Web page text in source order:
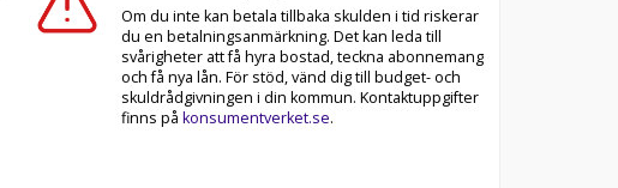
Om du inte kan betala tillbaka skulden i tid riskerar
du en betalningsanmärkning. Det kan leda till
svårigheter att få hyra bostad, teckna abonnemang
och få nya lån. För stöd, vänd dig till budget- och
skuldrådgivningen i din kommun. Kontaktuppgifter
finns på konsumentverket.se.